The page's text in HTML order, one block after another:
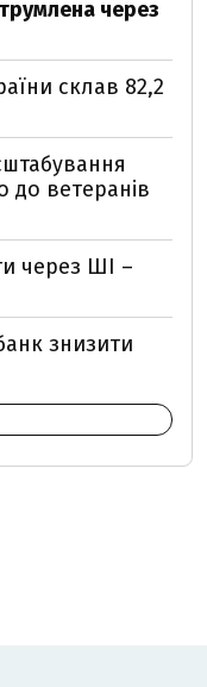
через
склав 82,2
до ветеранів
через ШІ –
знизити